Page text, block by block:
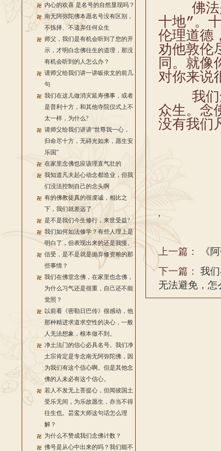
内心的欢喜 是名号的自然显现吗？
南无阿弥陀佛本愿名号没有区别，
不拣择、不遗弃任何众生
师父，我们是有机会听到了您的开
示，才明白念佛往生的道理，那没
有机会听到的人怎么办？
请师父给我们讲一讲皈依文的前几
句
我们在这儿做消灾延寿佛事，或者
是普利十方，和其他寺院仪式上不
太一样，为什么?
请师父给我们讲讲“世尊我一心，
归命尽十方，无碍光如来，愿生安
乐国”
在家里念佛也应该理直气壮的
我知道凡夫起心动念都造业，但我
们没法控制自己的念头啊
有的佛教徒真的很虔诚，相比之
下，我们就差远了
是不是我们今生修行，来世受益?
我们如何如法修学？有些人理上是
明白了，但表现出来的还是我慢。
信受，是不是就是抛弃修资粮的那
些事情？
我们在佛堂念佛，在家里也念佛，
为什么习气还是很重，自己还不能
觉照？
以前看《密勒日巴传》很感动，他
那种精进求道求空性的决心，一般
人无法想象，根本做不到。
净土法门的信心必具名号。我们净
土宗肯定是专念南无阿弥陀佛，因
为我们有这个信心啊。但是其他念
佛的人未必有这个信心。
若人不发无上菩提心，但闻彼国土
受乐无间，为乐故愿生，亦当不得
往生也。昙鸾大师这句话怎么理
解？
为什么不赞成我们念佛计数？
佛号是从心中出来的吗？我们能不
佛法是
十地”。
伦理道德
劝他敦伦
同 。 就像
对你来说
我们念
众生。 念
没有我们
'
上一篇：
《
下一篇： 我
无法避免，怎